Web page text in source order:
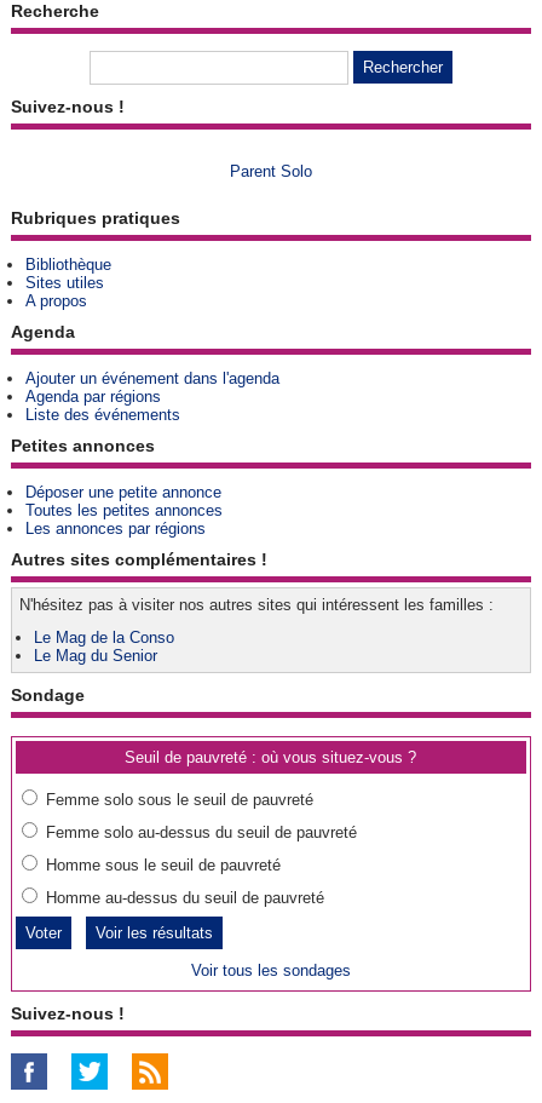
Recherche
Suivez-nous !
Parent Solo
Rubriques pratiques
Bibliothèque
Sites utiles
A propos
Agenda
Ajouter un événement dans l'agenda
Agenda par régions
Liste des événements
Petites annonces
Déposer une petite annonce
Toutes les petites annonces
Les annonces par régions
Autres sites complémentaires !
N'hésitez pas à visiter nos autres sites qui intéressent les familles :
Le Mag de la Conso
Le Mag du Senior
Sondage
Seuil de pauvreté : où vous situez-vous ?
Femme solo sous le seuil de pauvreté
Femme solo au-dessus du seuil de pauvreté
Homme sous le seuil de pauvreté
Homme au-dessus du seuil de pauvreté
Voir les résultats
Voir tous les sondages
Suivez-nous !